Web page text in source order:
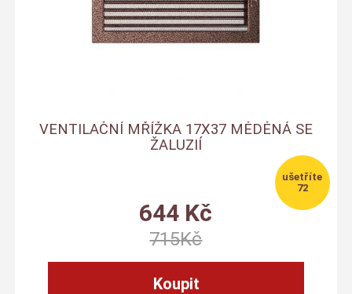
VENTILAČNÍ MŘÍŽKA 17X37 MĚDĚNÁ SE
ŽALUZIÍ
644 Kč
72
715Kč